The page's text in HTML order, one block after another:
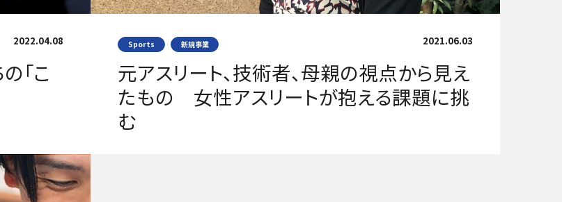
「こ
2022.04.08 Sports 新規事業
元アスリート、技術者、母親の視点から見え
たもの 女性アスリートが抱える課題に挑
む
2021.06.03